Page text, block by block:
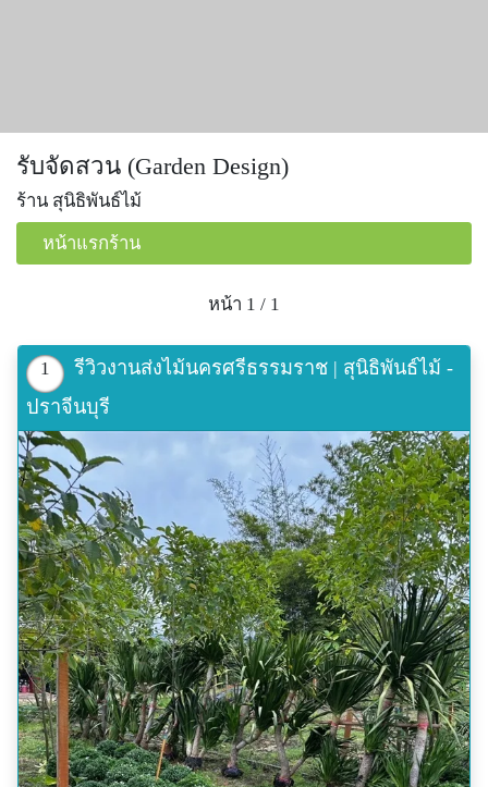
รับจัดสวน (Garden Design)
ร้าน สุนิธิพันธ์ไม้
หน้าแรกร้าน
หน้า 1 / 1
1
รีวิวงานส่งไม้นครศรีธรรมราช | สุนิธิพันธ์ไม้ -
ปราจีนบุรี